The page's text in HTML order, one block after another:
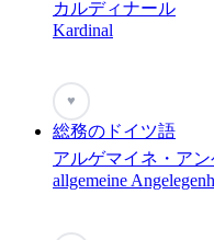
カルディナール
Kardinal
♥
総務のドイツ語
アルゲマイネ・ア
allgemeine